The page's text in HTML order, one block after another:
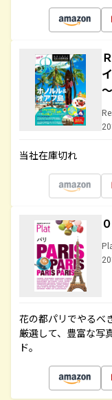
当社在庫切れ
花の都パリでやるべ
厳選して、豊富な写
ド。